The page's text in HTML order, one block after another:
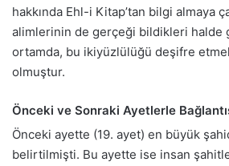
hakkında Ehl-i Kitap’tan bilgi almaya
alimlerinin de gerçeği bildikleri halde
ortamda, bu ikiyüzlülüğü deşifre
olmuştur.
Önceki ve Sonraki Ayetlerle
Önceki ayette (19. ayet) en büyük
belirtilmişti. Bu ayette ise insan